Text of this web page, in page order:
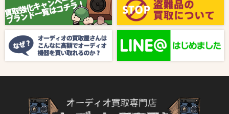
【8月キャンペーン】ご紹介
2024/10/04 新着情報
【ラジオ番組放送のお知らせ】